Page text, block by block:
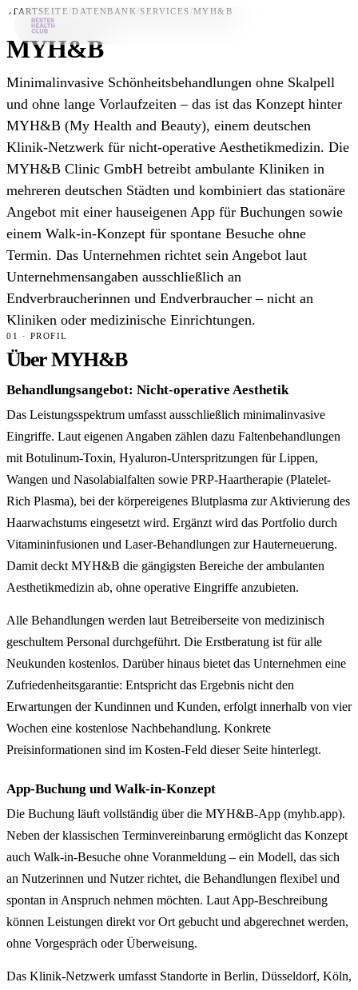
Datenbank
News
Für Unternehmen
STARTSEITE /DATENBANK /SERVICES /MYH&B
MYH&B
Minimalinvasive Schönheitsbehandlungen ohne Skalpell
und ohne lange Vorlaufzeiten – das ist das Konzept hinter
MYH&B (My Health and Beauty), einem deutschen
Klinik-Netzwerk für nicht-operative Aesthetikmedizin. Die
MYH&B Clinic GmbH betreibt ambulante Kliniken in
mehreren deutschen Städten und kombiniert das stationäre
Angebot mit einer hauseigenen App für Buchungen sowie
einem Walk-in-Konzept für spontane Besuche ohne
Termin. Das Unternehmen richtet sein Angebot laut
Unternehmensangaben ausschließlich an
Endverbraucherinnen und Endverbraucher – nicht an
Kliniken oder medizinische Einrichtungen.
01 · PROFIL
Über MYH&B
Behandlungsangebot: Nicht-operative Aesthetik
Das Leistungsspektrum umfasst ausschließlich minimalinvasive
Eingriffe. Laut eigenen Angaben zählen dazu Faltenbehandlungen
mit Botulinum-Toxin, Hyaluron-Unterspritzungen für Lippen,
Wangen und Nasolabialfalten sowie PRP-Haartherapie (Platelet-
Rich Plasma), bei der körpereigenes Blutplasma zur Aktivierung des
Haarwachstums eingesetzt wird. Ergänzt wird das Portfolio durch
Vitamininfusionen und Laser-Behandlungen zur Hauterneuerung.
Damit deckt MYH&B die gängigsten Bereiche der ambulanten
Aesthetikmedizin ab, ohne operative Eingriffe anzubieten.
Alle Behandlungen werden laut Betreiberseite von medizinisch
geschultem Personal durchgeführt. Die Erstberatung ist für alle
Neukunden kostenlos. Darüber hinaus bietet das Unternehmen eine
Zufriedenheitsgarantie: Entspricht das Ergebnis nicht den
Erwartungen der Kundinnen und Kunden, erfolgt innerhalb von vier
Wochen eine kostenlose Nachbehandlung. Konkrete
Preisinformationen sind im Kosten-Feld dieser Seite hinterlegt.
App-Buchung und Walk-in-Konzept
Die Buchung läuft vollständig über die MYH&B-App (myhb.app).
Neben der klassischen Terminvereinbarung ermöglicht das Konzept
auch Walk-in-Besuche ohne Voranmeldung – ein Modell, das sich
an Nutzerinnen und Nutzer richtet, die Behandlungen flexibel und
spontan in Anspruch nehmen möchten. Laut App-Beschreibung
können Leistungen direkt vor Ort gebucht und abgerechnet werden,
ohne Vorgespräch oder Überweisung.
Das Klinik-Netzwerk umfasst Standorte in Berlin, Düsseldorf, Köln,